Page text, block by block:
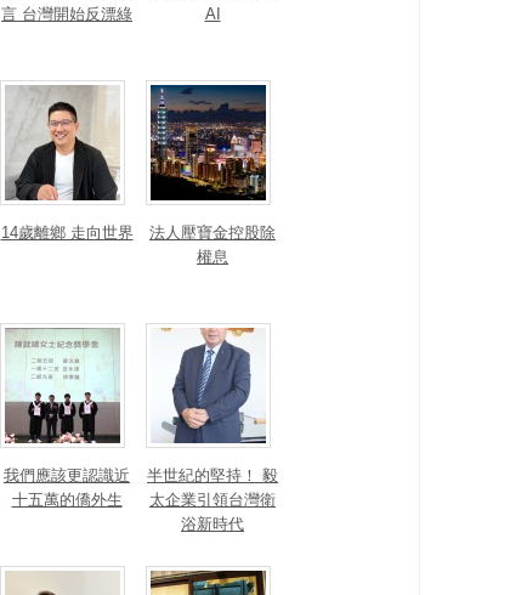
言 台灣開始反漂綠
AI
14歲離鄉 走向世界
法人壓寶金控股除
權息
我們應該更認識近
十五萬的僑外生
半世紀的堅持！ 毅
太企業引領台灣衛
浴新時代